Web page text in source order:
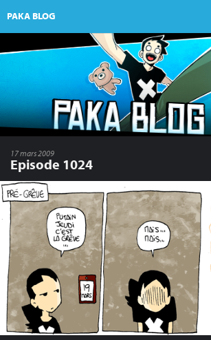
PAKA BLOG
17 mars 2009
Episode 1024